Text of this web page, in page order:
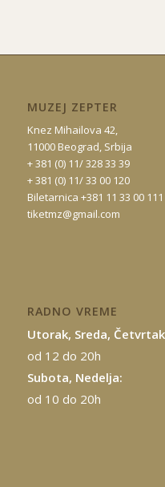
MUZEJ ZEPTER
Knez Mihailova 42,
11000 Beograd, Srbija
+ 381 (0) 11/ 328 33 39
+ 381 (0) 11/ 33 00 120
Biletarnica +381 11 33 00 111
tiketmz@gmail.com
RADNO VREME
Utorak, Sreda,
od 12 do 20h
Subota, Nedelja:
od 10 do 20h